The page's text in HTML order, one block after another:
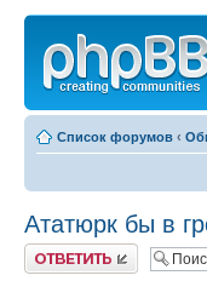
Список форумов ‹
Ататюрк бы в
Ответить